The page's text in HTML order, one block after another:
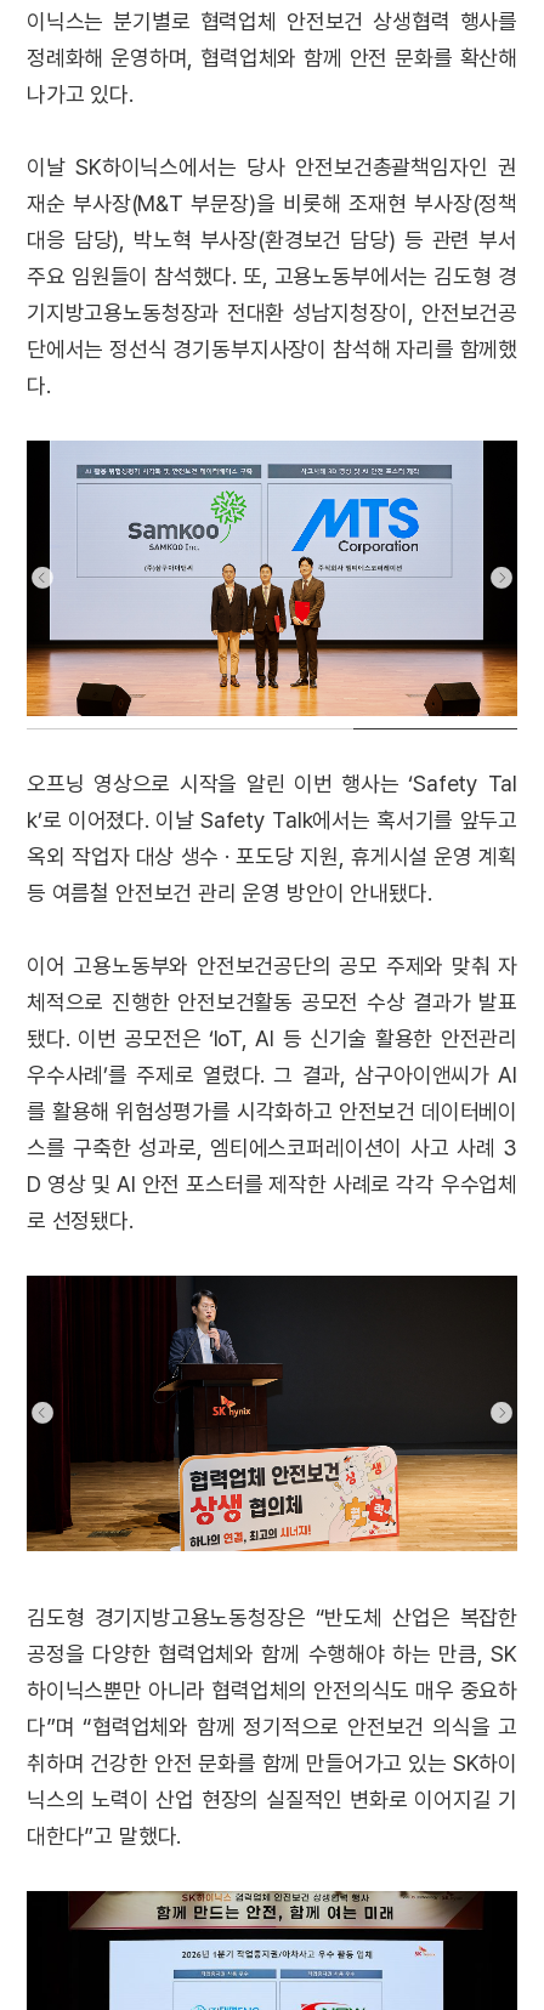
이닉스는 분기별로 협력업체 안전보건 상생협력 행사를
정례화해 운영하며, 협력업체와 함께 안전 문화를 확산해
나가고 있다.
이날 SK하이닉스에서는 당사 안전보건총괄책임자인 권
재순 부사장(M&T 부문장)을 비롯해 조재현 부사장(정책
대응 담당), 박노혁 부사장(환경보건 담당) 등 관련 부서
주요 임원들이 참석했다. 또, 고용노동부에서는 김도형 경
기지방고용노동청장과 전대환 성남지청장이, 안전보건공
단에서는 정선식 경기동부지사장이 참석해 자리를 함께했
다.
오프닝 영상으로 시작을 알린 이번 행사는 ‘Safety Tal
k’로 이어졌다. 이날 Safety Talk에서는 혹서기를 앞두고
옥외 작업자 대상 생수 · 포도당 지원, 휴게시설 운영 계획
등 여름철 안전보건 관리 운영 방안이 안내됐다.
이어 고용노동부와 안전보건공단의 공모 주제와 맞춰 자
체적으로 진행한 안전보건활동 공모전 수상 결과가 발표
됐다. 이번 공모전은 ‘IoT, AI 등 신기술 활용한 안전관리
우수사례’를 주제로 열렸다. 그 결과, 삼구아이앤씨가 AI
를 활용해 위험성평가를 시각화하고 안전보건 데이터베이
스를 구축한 성과로, 엠티에스코퍼레이션이 사고 사례 3
D 영상 및 AI 안전 포스터를 제작한 사례로 각각 우수업체
로 선정됐다.
김도형 경기지방고용노동청장은 “반도체 산업은 복잡한
공정을 다양한 협력업체와 함께 수행해야 하는 만큼, SK
하이닉스뿐만 아니라 협력업체의 안전의식도 매우 중요하
다”며 “협력업체와 함께 정기적으로 안전보건 의식을 고
취하며 건강한 안전 문화를 함께 만들어가고 있는 SK하이
닉스의 노력이 산업 현장의 실질적인 변화로 이어지길 기
대한다”고 말했다.